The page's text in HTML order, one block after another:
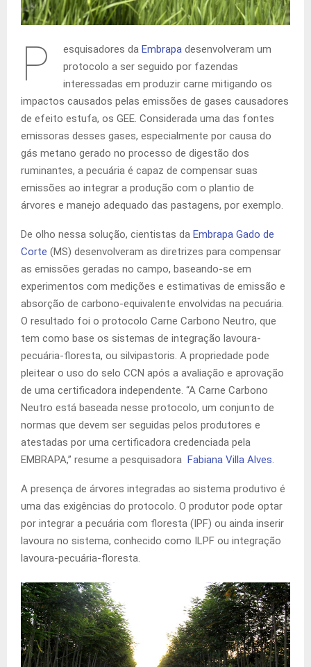
P esquisadores da Embrapa desenvolveram um
protocolo a ser seguido por fazendas
interessadas em produzir carne mitigando os
impactos causados pelas emissões de gases causadores
de efeito estufa, os GEE. Considerada uma das fontes
emissoras desses gases, especialmente por causa do
gás metano gerado no processo de digestão dos
ruminantes, a pecuária é capaz de compensar suas
emissões ao integrar a produção com o plantio de
árvores e manejo adequado das pastagens, por exemplo.
De olho nessa solução, cientistas da Embrapa Gado de
Corte (MS) desenvolveram as diretrizes para compensar
as emissões geradas no campo, baseando-se em
experimentos com medições e estimativas de emissão e
absorção de carbono-equivalente envolvidas na pecuária.
O resultado foi o protocolo Carne Carbono Neutro, que
tem como base os sistemas de integração lavoura-
pecuária-floresta, ou silvipastoris. A propriedade pode
pleitear o uso do selo CCN após a avaliação e aprovação
de uma certificadora independente. “A Carne Carbono
Neutro está baseada nesse protocolo, um conjunto de
normas que devem ser seguidas pelos produtores e
atestadas por uma certificadora credenciada pela
EMBRAPA,” resume a pesquisadora Fabiana Villa Alves.
A presença de árvores integradas ao sistema produtivo é
uma das exigências do protocolo. O produtor pode optar
por integrar a pecuária com floresta (IPF) ou ainda inserir
lavoura no sistema, conhecido como ILPF ou integração
lavoura-pecuária-floresta.